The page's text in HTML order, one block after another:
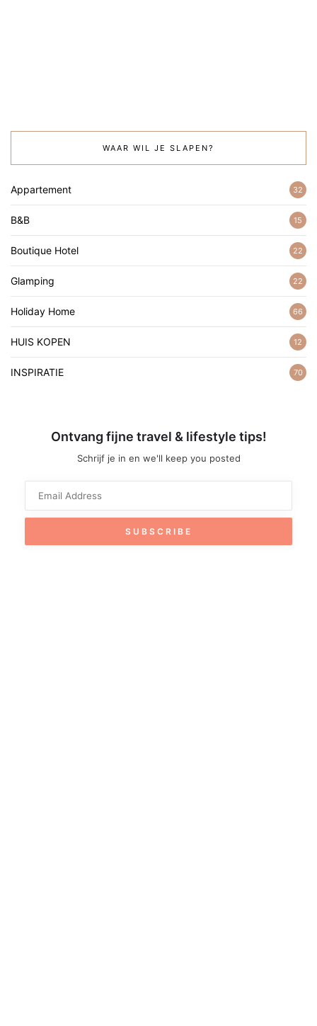
WAAR WIL JE SLAPEN?
Appartement 32
B&B 15
Boutique Hotel 22
Glamping 22
Holiday Home 66
HUIS KOPEN 12
INSPIRATIE 70
Ontvang fijne travel & lifestyle tips!
Schrijf je in en we'll keep you posted